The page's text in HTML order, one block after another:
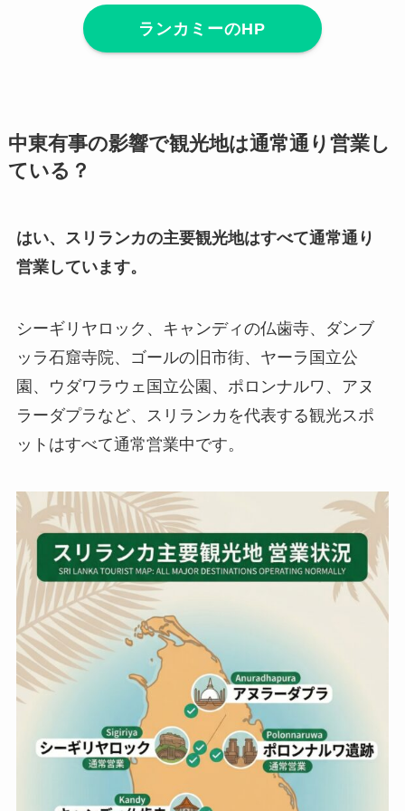
ランカミーのHP
中東有事の影響で観光地は通常通り営業し
ている？
はい、スリランカの主要観光地はすべて通常通り
営業しています。
シーギリヤロック、キャンディの仏歯寺、ダンブ
ッラ石窟寺院、ゴールの旧市街、ヤーラ国立公
園、ウダワラウェ国立公園、ポロンナルワ、アヌ
ラーダプラなど、スリランカを代表する観光スポ
ットはすべて通常営業中です。